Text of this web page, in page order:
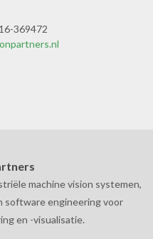
369472
machine vision systemen,
software engineering voor
en -visualisatie.